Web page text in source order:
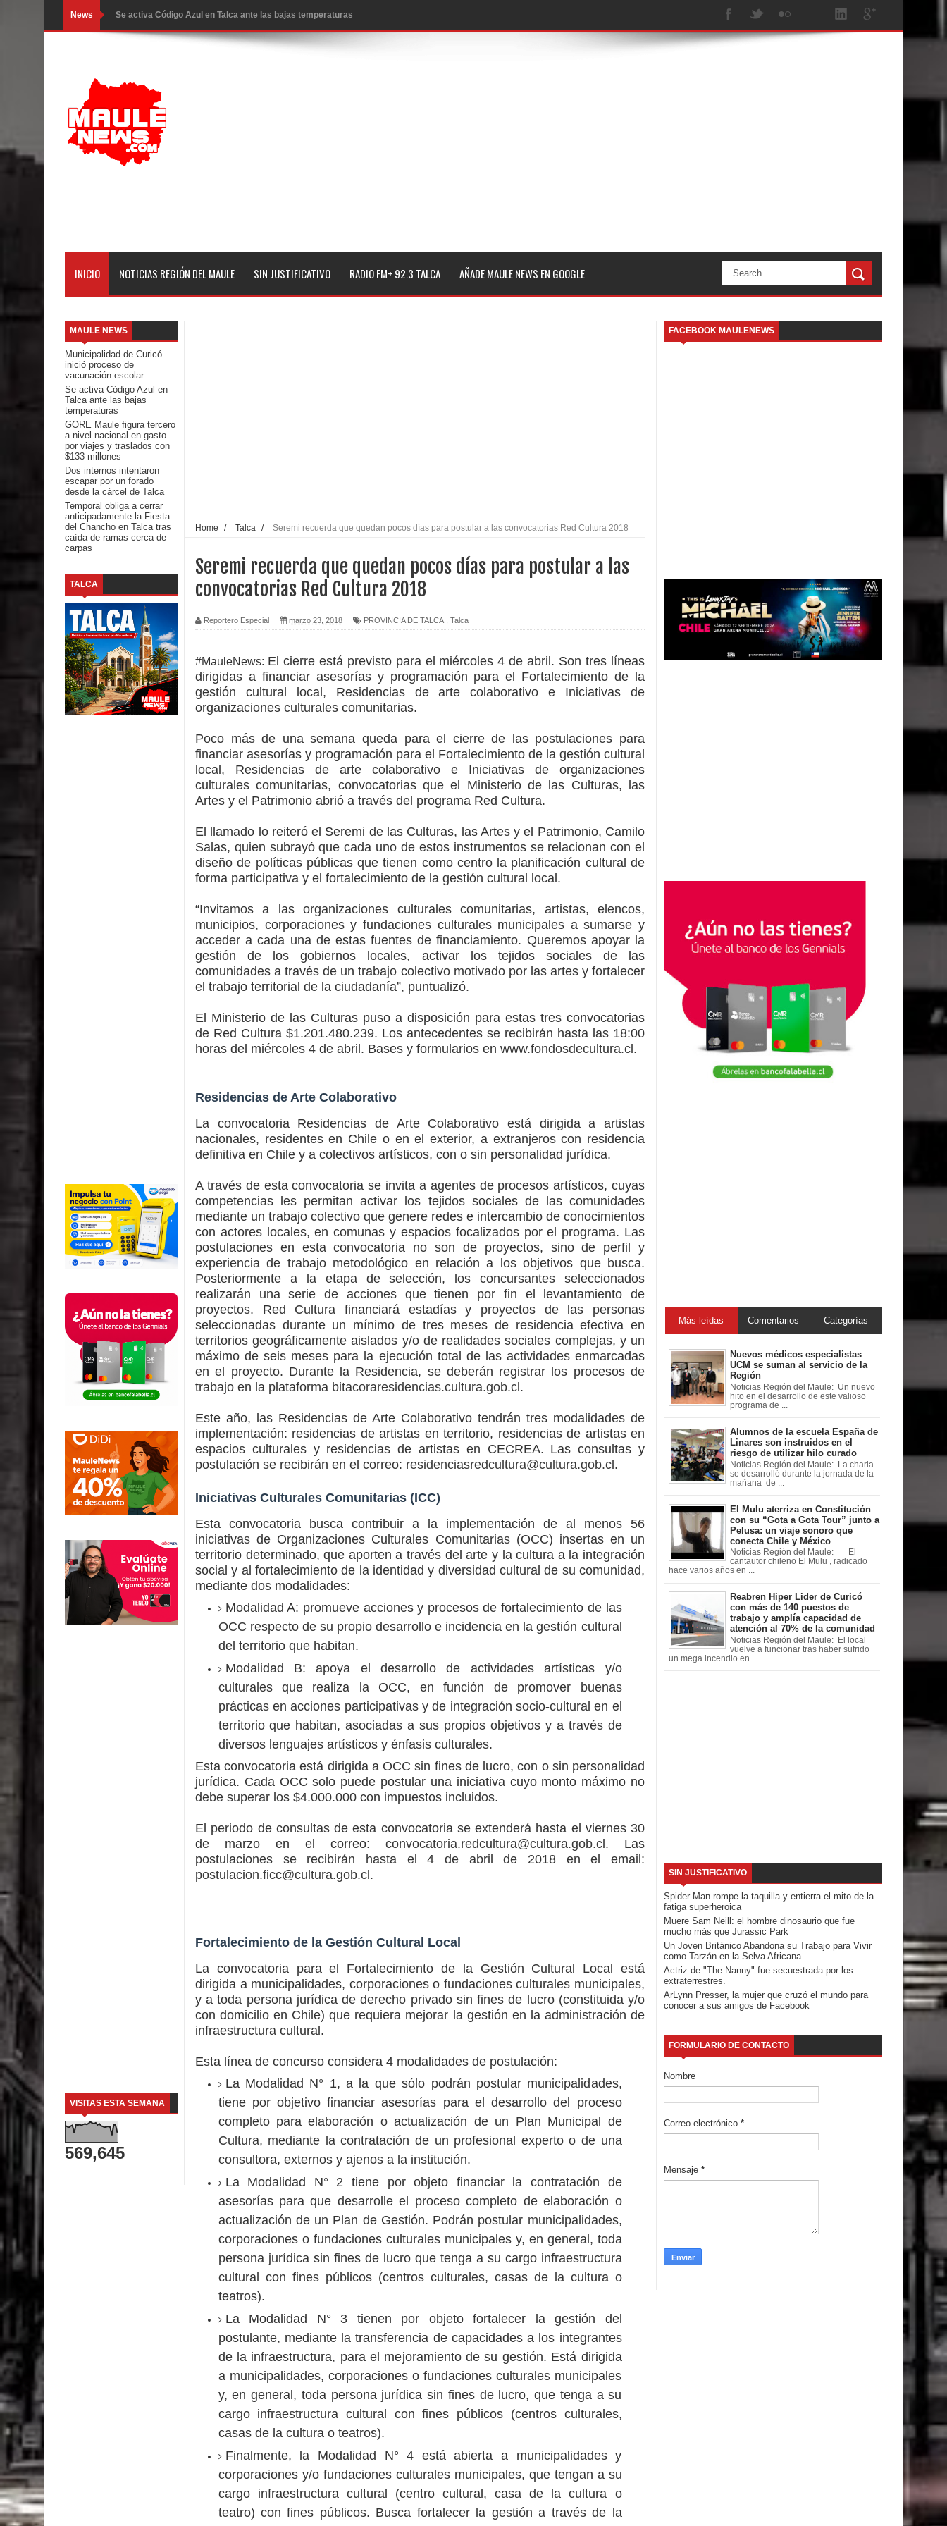
News Se activa Código Azul en Talca ante las bajas temperaturas
GORE Maule figura tercero a nivel nacional en gasto por viajes y traslados con $133 millones
Temporal obliga a cerrar anticipadamente la Fiesta del Chancho en Talca tras caída de ramas cerca de carpas
Miles llegan a la Plaza de Armas de Talca en el inicio de la Fiesta del Chancho 2026
Torneo de Asadores reúne a 13 equipos en la Fiesta del Chancho 2026 en Talca
Departamento Comunal de Salud de Curicó desarrollará jornada de vacunación contra la Influenza y otros
virus respiratorios
Banda linarense Los Remembers regresa de Brasil tras impulsar un intercambio musical y pedagógico con
comunidades escolares
Alta positividad en influenza hace que expertos reiteren llamado a vacunarse
Mario Meza endurece críticas contra ministra de Salud por dejar fuera a Linares: “No dará la cara”
Seremi de Desarrollo Social y Familia mantiene despliegue para apoyar a niños y adolescentes durante la
emergencia.
Del anime al K-pop: especialistas U. de Chile analizan el creciente interés por las culturas japonesa y coreana
Talca
Diputado Jorge Guzmán rechaza proyecto de interconexión eléctrica en la alta cordillera del Maule por su
impacto ambiental
INDAP entregó $189 millones en incentivos a usuarios de PRODESAL de la provincia de Linares
Municipalidad de Curicó apuesta a la innovación en tecnología educativa con nuevas pantallas interactivas del
Municipalidad de Curicó inició proceso de vacunación escolar
INICIO NOTICIAS REGIÓN DEL MAULE SIN JUSTIFICATIVO RADIO FM+ 92.3 TALCA AÑADE MAULE NEWS EN GOOGLE
MAULE NEWS
Municipalidad de Curicó
inició proceso de
vacunación escolar
Se activa Código Azul en
Talca ante las bajas
temperaturas
GORE Maule figura tercero
a nivel nacional en gasto
por viajes y traslados con
$133 millones
Dos internos intentaron
escapar por un forado
desde la cárcel de Talca
Temporal obliga a cerrar
anticipadamente la Fiesta
del Chancho en Talca tras
caída de ramas cerca de
carpas
TALCA
VISITAS ESTA SEMANA
569,645
Home / Talca / Seremi recuerda que quedan pocos días para postular a las convocatorias Red Cultura 2018
Seremi recuerda que quedan pocos días para postular a las
convocatorias Red Cultura 2018
Reportero Especial marzo 23, 2018 PROVINCIA DE TALCA Talca
#MauleNews: El cierre está previsto para el miércoles 4 de abril. Son tres líneas
dirigidas a financiar asesorías y programación para el Fortalecimiento de la
gestión cultural local, Residencias de arte colaborativo e Iniciativas de
organizaciones culturales comunitarias.
Poco más de una semana queda para el cierre de las postulaciones para
financiar asesorías y programación para el Fortalecimiento de la gestión cultural
local, Residencias de arte colaborativo e Iniciativas de organizaciones
culturales comunitarias, convocatorias que el Ministerio de las Culturas, las
Artes y el Patrimonio abrió a través del programa Red Cultura.
El llamado lo reiteró el Seremi de las Culturas, las Artes y el Patrimonio, Camilo
Salas, quien subrayó que cada uno de estos instrumentos se relacionan con el
diseño de políticas públicas que tienen como centro la planificación cultural de
forma participativa y el fortalecimiento de la gestión cultural local.
“Invitamos a las organizaciones culturales comunitarias, artistas, elencos,
municipios, corporaciones y fundaciones culturales municipales a sumarse y
acceder a cada una de estas fuentes de financiamiento. Queremos apoyar la
gestión de los gobiernos locales, activar los tejidos sociales de las
comunidades a través de un trabajo colectivo motivado por las artes y fortalecer
el trabajo territorial de la ciudadanía”, puntualizó.
El Ministerio de las Culturas puso a disposición para estas tres convocatorias
de Red Cultura $1.201.480.239. Los antecedentes se recibirán hasta las 18:00
horas del miércoles 4 de abril. Bases y formularios en www.fondosdecultura.cl.
Residencias de Arte Colaborativo
La convocatoria Residencias de Arte Colaborativo está dirigida a artistas
nacionales, residentes en Chile o en el exterior, a extranjeros con residencia
definitiva en Chile y a colectivos artísticos, con o sin personalidad jurídica.
A través de esta convocatoria se invita a agentes de procesos artísticos, cuyas
competencias les permitan activar los tejidos sociales de las comunidades
mediante un trabajo colectivo que genere redes e intercambio de conocimientos
con actores locales, en comunas y espacios focalizados por el programa. Las
postulaciones en esta convocatoria no son de proyectos, sino de perfil y
experiencia de trabajo metodológico en relación a los objetivos que busca.
Posteriormente a la etapa de selección, los concursantes seleccionados
realizarán una serie de acciones que tienen por fin el levantamiento de
proyectos. Red Cultura financiará estadías y proyectos de las personas
seleccionadas durante un mínimo de tres meses de residencia efectiva en
territorios geográficamente aislados y/o de realidades sociales complejas, y un
máximo de seis meses para la ejecución total de las actividades enmarcadas
en el proyecto. Durante la Residencia, se deberán registrar los procesos de
trabajo en la plataforma bitacoraresidencias.cultura.gob.cl.
Este año, las Residencias de Arte Colaborativo tendrán tres modalidades de
implementación: residencias de artistas en territorio, residencias de artistas en
espacios culturales y residencias de artistas en CECREA. Las consultas y
postulación se recibirán en el correo: residenciasredcultura@cultura.gob.cl.
Iniciativas Culturales Comunitarias (ICC)
Esta convocatoria busca contribuir a la implementación de al menos 56
iniciativas de Organizaciones Culturales Comunitarias (OCC) insertas en un
territorio determinado, que aporten a través del arte y la cultura a la integración
social y al fortalecimiento de la identidad y diversidad cultural de su comunidad,
mediante dos modalidades:
Modalidad A: promueve acciones y procesos de fortalecimiento de las
OCC respecto de su propio desarrollo e incidencia en la gestión cultural
del territorio que habitan.
Modalidad B: apoya el desarrollo de actividades artísticas y/o
culturales que realiza la OCC, en función de promover buenas
prácticas en acciones participativas y de integración socio-cultural en el
territorio que habitan, asociadas a sus propios objetivos y a través de
diversos lenguajes artísticos y énfasis culturales.
Esta convocatoria está dirigida a OCC sin fines de lucro, con o sin personalidad
jurídica. Cada OCC solo puede postular una iniciativa cuyo monto máximo no
debe superar los $4.000.000 con impuestos incluidos.
El periodo de consultas de esta convocatoria se extenderá hasta el viernes 30
de marzo en el correo: convocatoria.redcultura@cultura.gob.cl. Las
postulaciones se recibirán hasta el 4 de abril de 2018 en el email:
postulacion.ficc@cultura.gob.cl.
Fortalecimiento de la Gestión Cultural Local
La convocatoria para el Fortalecimiento de la Gestión Cultural Local está
dirigida a municipalidades, corporaciones o fundaciones culturales municipales,
y a toda persona jurídica de derecho privado sin fines de lucro (constituida y/o
con domicilio en Chile) que requiera mejorar la gestión en la administración de
infraestructura cultural.
Esta línea de concurso considera 4 modalidades de postulación:
La Modalidad N° 1, a la que sólo podrán postular municipalidades,
tiene por objetivo financiar asesorías para el desarrollo del proceso
completo para elaboración o actualización de un Plan Municipal de
Cultura, mediante la contratación de un profesional experto o de una
consultora, externos y ajenos a la institución.
La Modalidad N° 2 tiene por objeto financiar la contratación de
asesorías para que desarrolle el proceso completo de elaboración o
actualización de un Plan de Gestión. Podrán postular municipalidades,
corporaciones o fundaciones culturales municipales y, en general, toda
persona jurídica sin fines de lucro que tenga a su cargo infraestructura
cultural con fines públicos (centros culturales, casas de la cultura o
teatros).
La Modalidad N° 3 tienen por objeto fortalecer la gestión del
postulante, mediante la transferencia de capacidades a los integrantes
de la infraestructura, para el mejoramiento de su gestión. Está dirigida
a municipalidades, corporaciones o fundaciones culturales municipales
y, en general, toda persona jurídica sin fines de lucro, que tenga a su
cargo infraestructura cultural con fines públicos (centros culturales,
casas de la cultura o teatros).
Finalmente, la Modalidad N° 4 está abierta a municipalidades y
corporaciones y/o fundaciones culturales municipales, que tengan a su
cargo infraestructura cultural (centro cultural, casa de la cultura o
teatro) con fines públicos. Busca fortalecer la gestión a través de la
FACEBOOK MAULENEWS
Más leídas Comentarios Categorías
Nuevos médicos especialistas
UCM se suman al servicio de la
Región
Noticias Región del Maule: Un nuevo
hito en el desarrollo de este valioso
programa de ...
Alumnos de la escuela España de
Linares son instruidos en el
riesgo de utilizar hilo curado
Noticias Región del Maule: La charla
se desarrolló durante la jornada de la
mañana de ...
El Mulu aterriza en Constitución
con su “Gota a Gota Tour” junto a
Pelusa: un viaje sonoro que
conecta Chile y México
Noticias Región del Maule: El
cantautor chileno El Mulu , radicado
hace varios años en ...
Reabren Hiper Lider de Curicó
con más de 140 puestos de
trabajo y amplía capacidad de
atención al 70% de la comunidad
Noticias Región del Maule: El local
vuelve a funcionar tras haber sufrido
un mega incendio en ...
SIN JUSTIFICATIVO
Spider-Man rompe la taquilla y entierra el mito de la
fatiga superheroica
Muere Sam Neill: el hombre dinosaurio que fue
mucho más que Jurassic Park
Un Joven Británico Abandona su Trabajo para Vivir
como Tarzán en la Selva Africana
Actriz de "The Nanny" fue secuestrada por los
extraterrestres.
ArLynn Presser, la mujer que cruzó el mundo para
conocer a sus amigos de Facebook
FORMULARIO DE CONTACTO
Nombre
Correo electrónico *
Mensaje *